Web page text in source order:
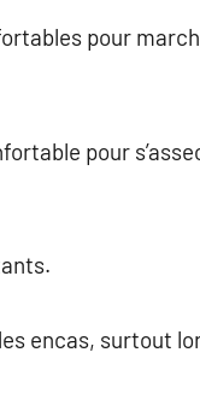
pour
pour
encas, surtout